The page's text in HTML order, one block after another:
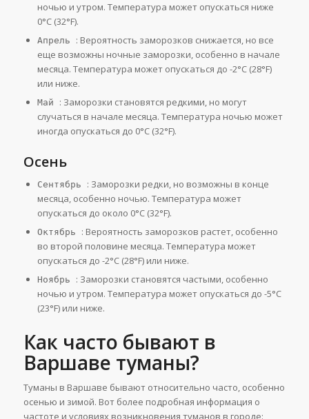
ночью и утром. Температура может опускаться ниже
0°C (32°F).
Апрель : Вероятность заморозков снижается, но все
еще возможны ночные заморозки, особенно в начале
месяца. Температура может опускаться до -2°C (28°F)
или ниже.
Май : Заморозки становятся редкими, но могут
случаться в начале месяца. Температура ночью может
иногда опускаться до 0°C (32°F).
Осень
Сентябрь : Заморозки редки, но возможны в конце
месяца, особенно ночью. Температура может
опускаться до около 0°C (32°F).
Октябрь : Вероятность заморозков растет, особенно
во второй половине месяца. Температура может
опускаться до -2°C (28°F) или ниже.
Ноябрь : Заморозки становятся частыми, особенно
ночью и утром. Температура может опускаться до -5°C
(23°F) или ниже.
Как часто бывают в
Варшаве туманы?
Туманы в Варшаве бывают относительно часто, особенно
осенью и зимой. Вот более подробная информация о
частоте и условиях возникновения туманов в городе: